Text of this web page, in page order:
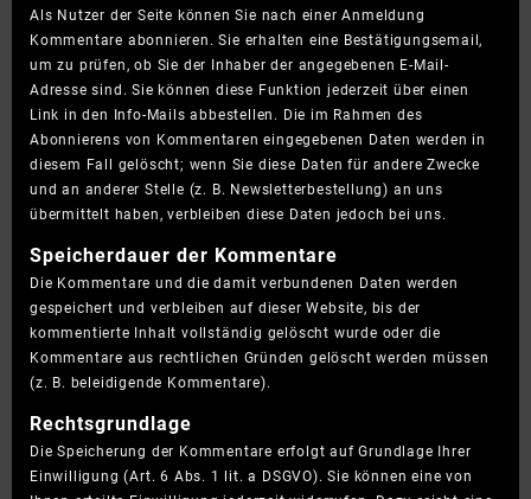
Als Nutzer der Seite können Sie nach einer Anmeldung
Kommentare abonnieren. Sie erhalten eine Bestätigungsemail,
um zu prüfen, ob Sie der Inhaber der angegebenen E-Mail-
Adresse sind. Sie können diese Funktion jederzeit über einen
Link in den Info-Mails abbestellen. Die im Rahmen des
Abonnierens von Kommentaren eingegebenen Daten werden in
diesem Fall gelöscht; wenn Sie diese Daten für andere Zwecke
und an anderer Stelle (z. B. Newsletterbestellung) an uns
übermittelt haben, verbleiben diese Daten jedoch bei uns.
Speicherdauer der Kommentare
Die Kommentare und die damit verbundenen Daten werden
gespeichert und verbleiben auf dieser Website, bis der
kommentierte Inhalt vollständig gelöscht wurde oder die
Kommentare aus rechtlichen Gründen gelöscht werden müssen
(z. B. beleidigende Kommentare).
Rechtsgrundlage
Die Speicherung der Kommentare erfolgt auf Grundlage Ihrer
Einwilligung (Art. 6 Abs. 1 lit. a DSGVO). Sie können eine von